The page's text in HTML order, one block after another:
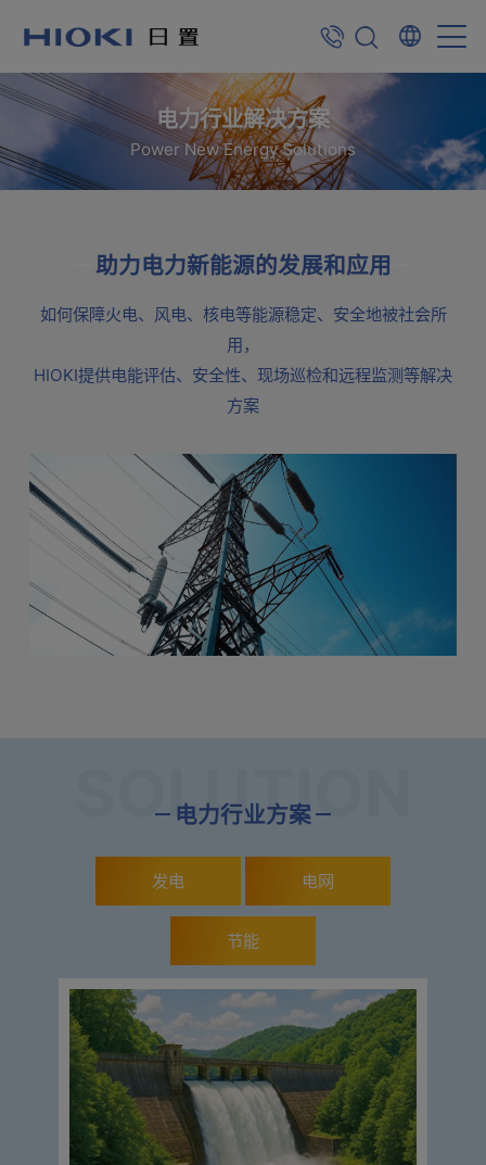
电力行业解决方案
Power New Energy Solutions
助力电力新能源的发展和应用
如何保障火电、风电、核电等能源稳定、安全地被社会所
用，
HIOKI提供电能评估、安全性、现场巡检和远程监测等解决
方案
SOLUTION
电力行业方案
发电 电网
节能